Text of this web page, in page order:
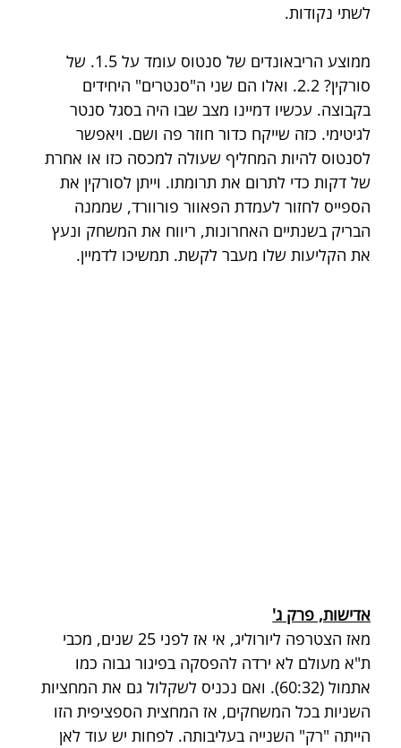
לשתי נקודות.
ממוצע הריבאונדים של סנטוס עומד על 1.5. של
סורקין? 2.2. ואלו הם שני ה"סנטרים" היחידים
בקבוצה. עכשיו דמיינו מצב שבו היה בסגל סנטר
לגיטימי. כזה שייקח כדור חוזר פה ושם. ויאפשר
לסנטוס להיות המחליף שעולה למכסה כזו או אחרת
של דקות כדי לתרום את תרומתו. וייתן לסורקין את
הספייס לחזור לעמדת הפאוור פורוורד, שממנה
הבריק בשנתיים האחרונות, ריווח את המשחק ונעץ
את הקליעות שלו מעבר לקשת. תמשיכו לדמיין.
אדישות, פרק ג'
מאז הצטרפה ליורוליג, אי אז לפני 25 שנים, מכבי
ת"א מעולם לא ירדה להפסקה בפיגור גבוה כמו
אתמול (60:32). ואם נכניס לשקלול גם את המחציות
השניות בכל המשחקים, אז המחצית הספציפית הזו
הייתה "רק" השנייה בעליבותה. לפחות יש עוד לאן